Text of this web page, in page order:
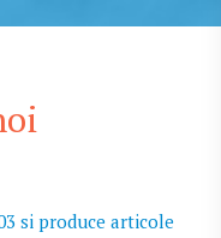
si produce articole